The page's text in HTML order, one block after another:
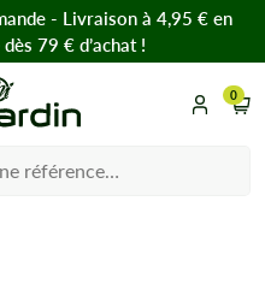
- Livraison à 4,95 € en
79 € d’achat !
0